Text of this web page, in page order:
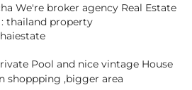
We're broker agency Real Estate
: thailand property
Pool and nice vintage House
shoppping ,bigger area